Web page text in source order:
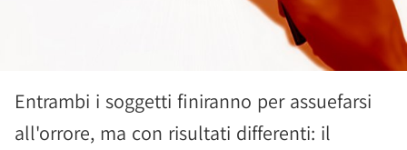
Entrambi i soggetti finiranno per assuefarsi
all'orrore, ma con risultati differenti: il